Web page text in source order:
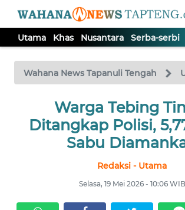
Utama Khas Nusantara Serba-serbi
Wahana News Tapanuli Tengah
Warga Tebing
Ditangkap Polisi,
Sabu
Redaksi - Utama
Selasa, 19 Mei 2026 - 10:06 WIB
TV
Tutup
SERBA-